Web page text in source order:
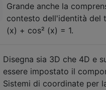
Grande anche la
contesto dell'identità del
(x) + cos² (x) = 1.
Disegna sia 3D che 4D e
essere impostato il
Sistemi di coordinate per